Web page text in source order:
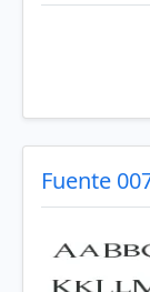
Fuente